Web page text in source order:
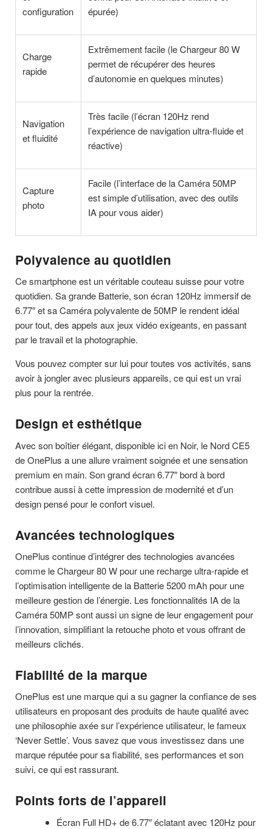
configuration
épurée)
Charge
rapide
Extrêmement facile (le Chargeur 80 W
permet de récupérer des heures
d’autonomie en quelques minutes)
Navigation
et fluidité
Très facile (l’écran 120Hz rend
l’expérience de navigation ultra-fluide et
réactive)
Capture
photo
Facile (l’interface de la Caméra 50MP
est simple d’utilisation, avec des outils
IA pour vous aider)
Polyvalence au quotidien
Ce smartphone est un véritable couteau suisse pour votre
quotidien. Sa grande Batterie, son écran 120Hz immersif de
6.77″ et sa Caméra polyvalente de 50MP le rendent idéal
pour tout, des appels aux jeux vidéo exigeants, en passant
par le travail et la photographie.
Vous pouvez compter sur lui pour toutes vos activités, sans
avoir à jongler avec plusieurs appareils, ce qui est un vrai
plus pour la rentrée.
Design et esthétique
Avec son boîtier élégant, disponible ici en Noir, le Nord CE5
de OnePlus a une allure vraiment soignée et une sensation
premium en main. Son grand écran 6.77″ bord à bord
contribue aussi à cette impression de modernité et d’un
design pensé pour le confort visuel.
Avancées technologiques
OnePlus continue d’intégrer des technologies avancées
comme le Chargeur 80 W pour une recharge ultra-rapide et
l’optimisation intelligente de la Batterie 5200 mAh pour une
meilleure gestion de l’énergie. Les fonctionnalités IA de la
Caméra 50MP sont aussi un signe de leur engagement pour
l’innovation, simplifiant la retouche photo et vous offrant de
meilleurs clichés.
Fiabilité de la marque
OnePlus est une marque qui a su gagner la confiance de ses
utilisateurs en proposant des produits de haute qualité avec
une philosophie axée sur l’expérience utilisateur, le fameux
‘Never Settle’. Vous savez que vous investissez dans une
marque réputée pour sa fiabilité, ses performances et son
suivi, ce qui est rassurant.
Points forts de l’appareil
Écran Full HD+ de 6.77″ éclatant avec 120Hz pour